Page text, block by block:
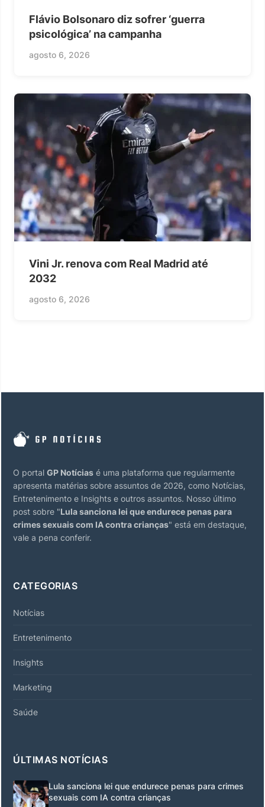
Flávio Bolsonaro diz sofrer ‘guerra
psicológica’ na campanha
agosto 6, 2026
Vini Jr. renova com Real Madrid até
2032
agosto 6, 2026
O portal GP Notícias é uma plataforma que regularmente
apresenta matérias sobre assuntos de 2026, como Notícias,
Entretenimento e Insights e outros assuntos. Nosso último
post sobre "Lula sanciona lei que endurece penas para
crimes sexuais com IA contra crianças" está em destaque,
vale a pena conferir.
CATEGORIAS
Notícias
Entretenimento
Insights
Marketing
Saúde
ÚLTIMAS NOTÍCIAS
Lula sanciona lei que endurece penas para crimes
sexuais com IA contra crianças